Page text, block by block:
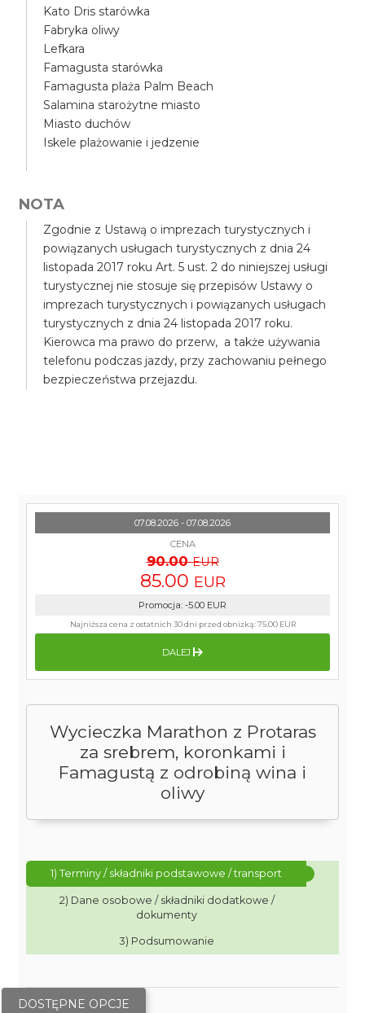
Kato Dris starówka
Fabryka oliwy
Lefkara
Famagusta starówka
Famagusta plaża Palm Beach
Salamina starożytne miasto
Miasto duchów
Iskele plażowanie i jedzenie
NOTA
Zgodnie z Ustawą o imprezach turystycznych i
powiązanych usługach turystycznych z dnia 24
listopada 2017 roku Art. 5 ust. 2 do niniejszej usługi
turystycznej nie stosuje się przepisów Ustawy o
imprezach turystycznych i powiązanych usługach
turystycznych z dnia 24 listopada 2017 roku.
Kierowca ma prawo do przerw, a także używania
telefonu podczas jazdy, przy zachowaniu pełnego
bezpieczeństwa przejazdu.
Wycieczka Marathon z Protaras
za srebrem, koronkami i
Famagustą z odrobiną wina i
oliwy
1) Terminy / składniki podstawowe / transport
2) Dane osobowe / składniki dodatkowe /
dokumenty
3) Podsumowanie
DOSTĘPNE OPCJE
07.08.2026 - 07.08.2026
CENA
90.00 EUR
85.00 EUR
Promocja: -5.00 EUR
Najniższa cena z ostatnich 30 dni przed obniżką:75.00 EUR
DALEJ